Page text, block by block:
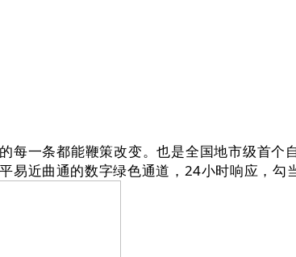
一条都能鞭策改变。也是全国地市级首个
易近曲通的数字绿色通道，24小时响应，